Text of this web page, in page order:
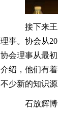
接下来
理事。协会从
协会理事从最
介绍，他们有
不少新的知识源
石放辉